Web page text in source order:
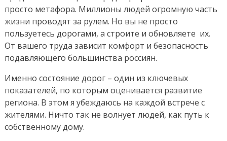
просто метафора. Миллионы людей огромную часть
жизни проводят за рулем. Но вы не просто
пользуетесь дорогами, а строите и обновляете их.
От вашего труда зависит комфорт и безопасность
подавляющего большинства россиян.
Именно состояние дорог – один из ключевых
показателей, по которым оценивается развитие
региона. В этом я убеждаюсь на каждой встрече с
жителями. Ничто так не волнует людей, как путь к
собственному дому.